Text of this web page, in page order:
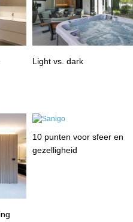
Light vs. dark
10 punten voor sfeer en
gezelligheid